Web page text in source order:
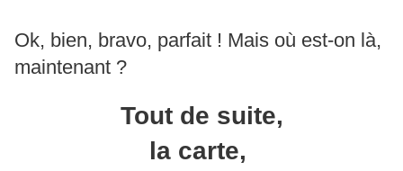
Ok, bien, bravo, parfait ! Mais où est-on là,
maintenant ?
Tout de suite,
la carte,